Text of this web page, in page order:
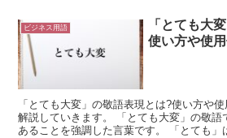
ビジネス用語
「とても大
使い方や使
「とても大変」の敬語表現とは?使い方や
解説していきます。 「とても大変」の敬語
あることを強調した言葉です。 「とても」